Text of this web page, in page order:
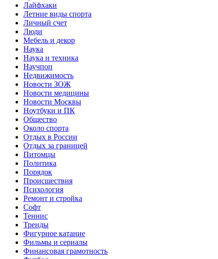
Лайфхаки
Летние виды спорта
Личный счет
Люди
Мебель и декор
Наука
Наука и техника
Научпоп
Недвижимость
Новости ЗОЖ
Новости медицины
Новости Москвы
Ноутбуки и ПК
Общество
Около спорта
Отдых в России
Отдых за границей
Питомцы
Политика
Порядок
Происшествия
Психология
Ремонт и стройка
Софт
Теннис
Тренды
Фигурное катание
Фильмы и сериалы
Финансовая грамотность